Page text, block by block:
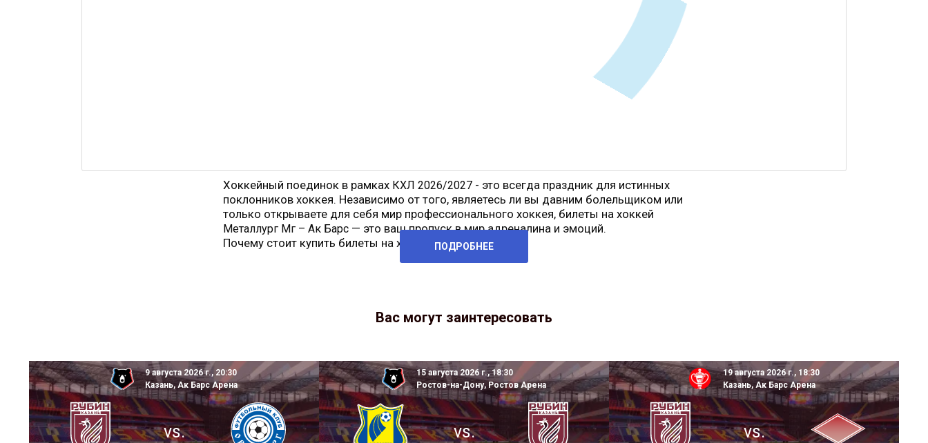
Хоккейный поединок в рамках КХЛ 2026/2027 - это всегда праздник для истинных
поклонников хоккея. Независимо от того, являетесь ли вы давним болельщиком или
только открываете для себя мир профессионального хоккея, билеты на хоккей
Металлург Мг – Ак Барс — это ваш пропуск в мир адреналина и эмоций.
Почему стоит купить билеты на хоккейМеталлург
ПОДРОБНЕЕ
Вас могут заинтересовать
9 августа 2026 г., 20:30
Казань, Ак Барс Арена
vs.
15 августа 2026 г., 18:30
Ростов-на-Дону, Ростов Арена
vs.
19 августа 2026 г., 18:30
Казань, Ак Барс Арена
vs.